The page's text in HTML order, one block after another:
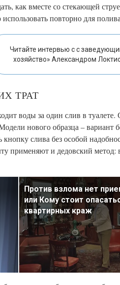
как вместе со стекающей
повторно для
Читайте интервью с с
хозяйство» Александром
ТРАТ
воды за один слив в
нового образца –
слива без особой
применяют и дедовский
Против взлома нет
или Кому стоит
квартирных краж